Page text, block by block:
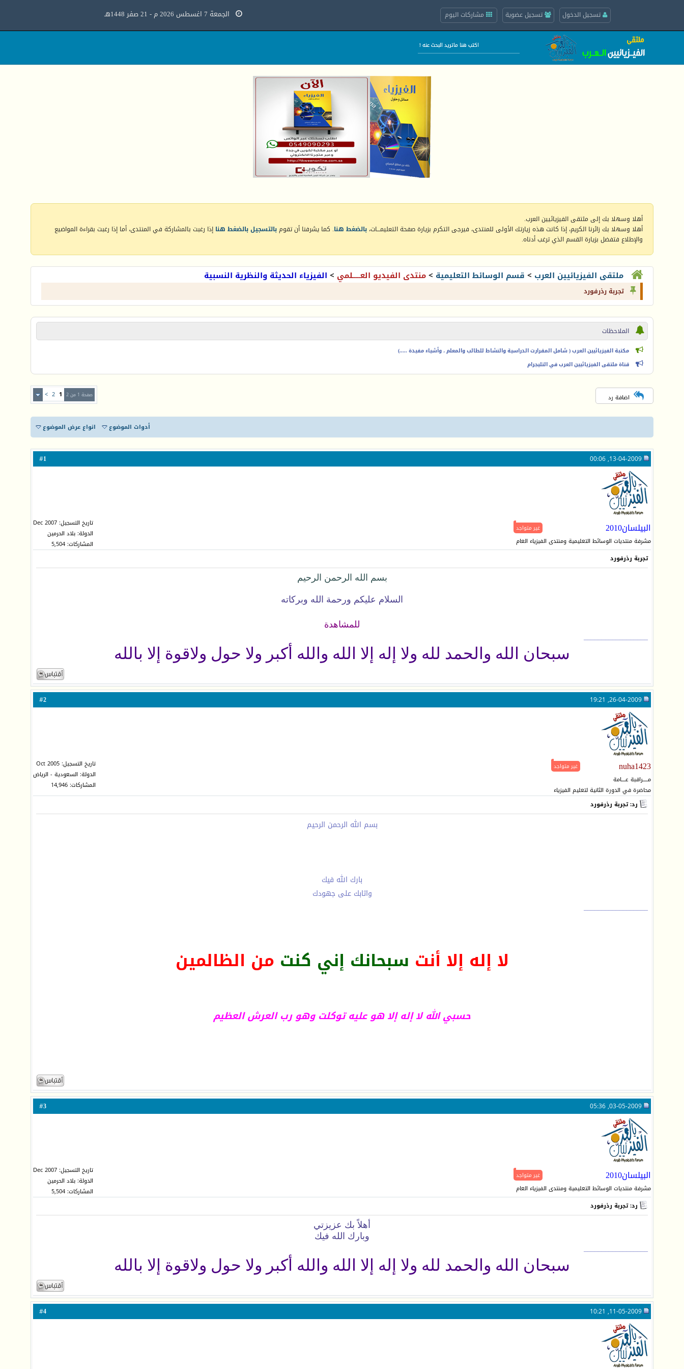
تسجيل الدخول تسجيل عضوية مشاركات اليوم الجمعة 7 اغسطس 2026 م - 21 صفر 1448هـ
أهلا وسهلا بك إلى ملتقى الفيزيائيين العرب.
أهلا وسهلا بك زائرنا الكريم، إذا كانت هذه زيارتك الأولى للمنتدى، فيرجى التكرم بزيارة صفحة التعليمـــات، بالضغط هنا. كما يشرفنا أن تقومبالتسجيل بالضغط هنا إذا رغبت بالمشاركة في المنتدى، أما إذا رغبت بقراءة المواضيع
والإطلاع فتفضل بزيارة القسم الذي ترغب أدناه.
ملتقى الفيزيائيين العرب > قسم الوسائط التعليمية >منتدى الفيديو العـــــلمي > الفيزياء الحديثة والنظرية النسبية
تجربة رذرفورد
الملاحظات
مكتبة الفيزيائيين العرب ( شامل المقرارت الدراسية والنشاط للطالب والمعلم ، وأشياء مفيدة .....)
قناة ملتقى الفيزيائيين العرب في التليجرام
اضافة رد صفحة 1 من 2 1
2
>
أدوات الموضوع انواع عرض الموضوع
1
البيلسان2010 غير متواجد
مشرفة منتديات الوسائط التعليمية ومنتدى الفيزياء العام
تاريخ التسجيل: Dec 2007
الدولة: بلاد الحرمين
المشاركات: 5,504
تجربة رذرفورد
بسم الله الرحمن الرحيم
السلام عليكم ورحمة الله وبركاته
للمشاهدة
__________________
سبحان الله والحمد لله ولا إله إلا الله والله أكبر ولا حول ولاقوة إلا بالله
2
nuha1423 غير متواجد
مـــــراقبة عــــامة
محاضرة في الدورة الثانية لتعليم الفيزياء
تاريخ التسجيل: Oct 2005
الدولة: السعودية - الرياض
المشاركات: 14,946
رد: تجربة رذرفورد
بسم الله الرحمن الرحيم
بارك الله فيك
واثابك على جهودك
__________________
لا إله إلا أنت سبحانك إني كنت من الظالمين
حسبي الله لا إله إلا هو عليه توكلت وهو رب العرش العظيم
3
البيلسان2010 غير متواجد
مشرفة منتديات الوسائط التعليمية ومنتدى الفيزياء العام
تاريخ التسجيل: Dec 2007
الدولة: بلاد الحرمين
المشاركات: 5,504
رد: تجربة رذرفورد
أهلاً بك عزيزتي
وبارك الله فيك
__________________
سبحان الله والحمد لله ولا إله إلا الله والله أكبر ولا حول ولاقوة إلا بالله
4